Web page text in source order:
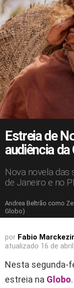
Estreia de
audiência da
Nova novela das
de Janeiro e no
Andrea Beltrão como
Globo)
por Fabio
atualizado 16 de
Nesta segunda-
estreia na Globo